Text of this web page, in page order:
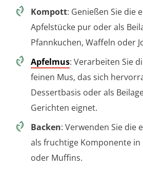
Kompott: Genießen Sie die
Apfelstücke pur oder als
Pfannkuchen, Waffeln oder
Apfelmus: Verarbeiten Sie
feinen Mus, das sich
Dessertbasis oder als
Gerichten eignet.
Backen: Verwenden Sie die
als fruchtige Komponente in
oder Muffins.